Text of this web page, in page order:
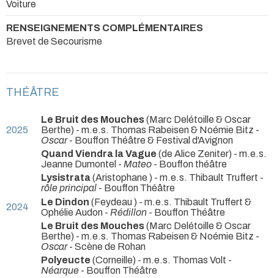
Voiture
RENSEIGNEMENTS COMPLÉMENTAIRES
Brevet de Secourisme
THÉÂTRE
2025
Le Bruit des Mouches(Marc Delétoille & Oscar
Berthe) - m.e.s. Thomas Rabeisen & Noémie Bitz -
Oscar- Bouffon Théâtre & Festival d'Avignon
Quand Viendra la Vague (de Alice Zeniter) - m.e.s.
Jeanne Dumontel - Mateo - Bouffon théâtre
Lysistrata(Aristophane ) - m.e.s. Thibault Truffert -
rôle principal - Bouffon Théâtre
2024
Le Dindon (Feydeau ) - m.e.s. Thibault Truffert &
Ophélie Audon - Rédillon - Bouffon Théâtre
Le Bruit des Mouches(Marc Delétoille & Oscar
Berthe) - m.e.s. Thomas Rabeisen & Noémie Bitz -
Oscar- Scène de Rohan
Polyeucte (Corneille) - m.e.s. Thomas Volt -
Néarque - Bouffon Théâtre